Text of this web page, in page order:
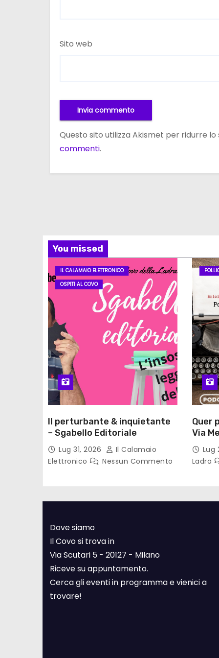
Sito web
Questo sito utilizza Akismet per ridurre lo
commenti.
You missed
IL CALAMAIO ELETTRONICO
OSPITI AL COVO
Il perturbante & inquietante
– Sgabello Editoriale
Lug 31, 2026
Il Calamaio
Elettronico
Nessun Commento
Quer
Via
Lug
Ladra
Dove siamo
Il Covo si trova in
Via Scutari 5 - 20127 - Milano
Riceve su appuntamento.
Cerca gli eventi in programma e vienici a
trovare!